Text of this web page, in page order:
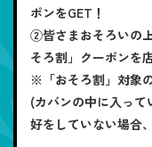
ポンをGET！
②皆さまおそろいの
そろ割」クーポンを
※「おそろ割」対象
(カバンの中に入っ
好をしていない場合